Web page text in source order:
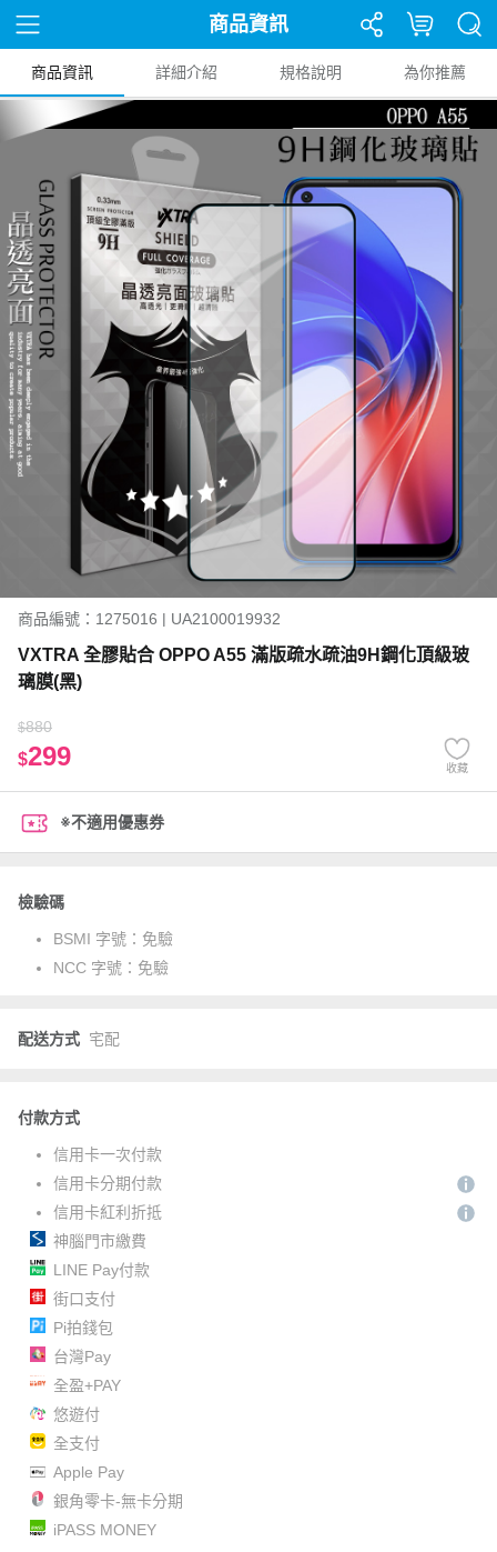
商品資訊
商品資訊 詳細介紹 規格說明 為你推薦
商品編號：1275016 | UA2100019932
VXTRA 全膠貼合 OPPO A55 滿版疏水疏油9H鋼化頂級玻
璃膜(黑)
$880
$299 收藏
※不適用優惠券
檢驗碼
BSMI 字號： 免驗
NCC 字號： 免驗
配送方式 宅配
付款方式
信用卡一次付款
信用卡分期付款
信用卡紅利折抵
神腦門市繳費
LINE Pay付款
街口支付
Pi拍錢包
台灣Pay
全盈+PAY
悠遊付
全支付
Apple Pay
銀角零卡-無卡分期
iPASS MONEY